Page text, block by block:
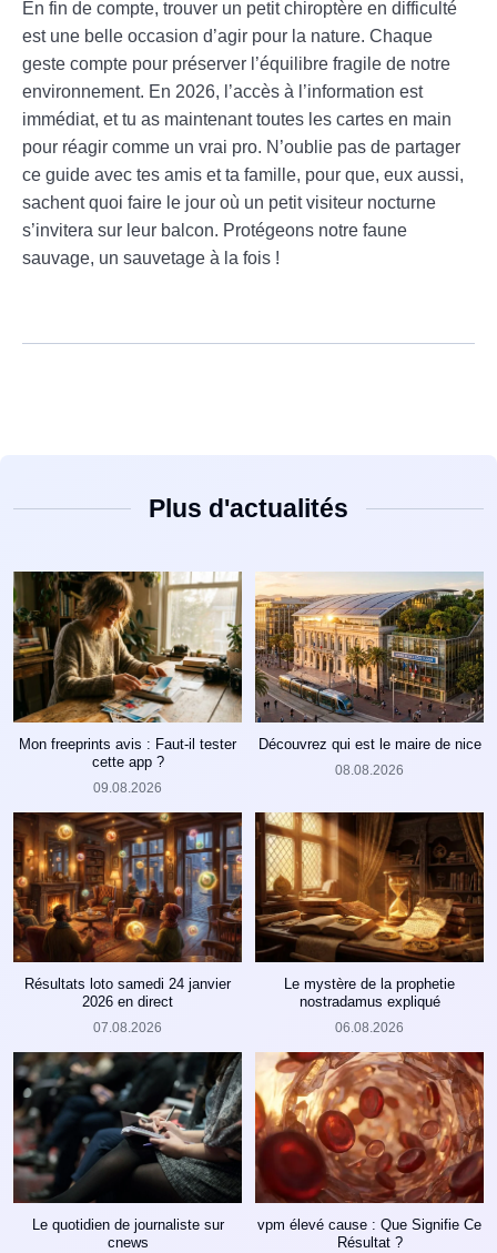
En fin de compte, trouver un petit chiroptère en difficulté
est une belle occasion d’agir pour la nature. Chaque
geste compte pour préserver l’équilibre fragile de notre
environnement. En 2026, l’accès à l’information est
immédiat, et tu as maintenant toutes les cartes en main
pour réagir comme un vrai pro. N’oublie pas de partager
ce guide avec tes amis et ta famille, pour que, eux aussi,
sachent quoi faire le jour où un petit visiteur nocturne
s’invitera sur leur balcon. Protégeons notre faune
sauvage, un sauvetage à la fois !
Plus d'actualités
Mon freeprints avis : Faut-il tester
cette app ?
09.08.2026
Découvrez qui est le maire de nice
08.08.2026
Résultats loto samedi 24 janvier
2026 en direct
07.08.2026
Le mystère de la prophetie
nostradamus expliqué
06.08.2026
Le quotidien de journaliste sur
cnews
vpm élevé cause : Que Signifie Ce
Résultat ?